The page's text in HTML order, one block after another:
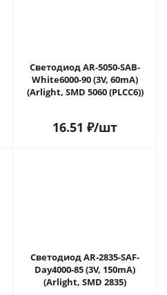
Светодиод AR-5050-SAB-
White6000-90 (3V, 60mA)
(Arlight, SMD 5060 (PLCC6))
16.51 ₽/шт
Светодиод AR-2835-SAF-
Day4000-85 (3V, 150mA)
(Arlight, SMD 2835)